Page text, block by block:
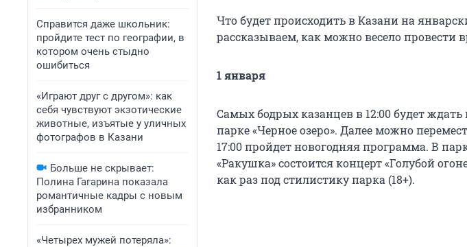
Справится даже школьник:
пройдите тест по географии, в
котором очень стыдно
ошибиться
«Играют друг с другом»: как
себя чувствуют экзотические
животные, изъятые у уличных
фотографов в Казани
Больше не скрывает:
Полина Гагарина показала
романтичные кадры с новым
избранником
«Четырех мужей потеряла»:
Что будет происходить в Казани на
рассказываем, как можно весело провести
1 января
Самых бодрых казанцев в 12:00 будет
парке «Черное озеро». Далее можно
17:00 пройдет новогодняя программа. В
«Ракушка» состоится концерт «Голубой
как раз под стилистику парка (18+).